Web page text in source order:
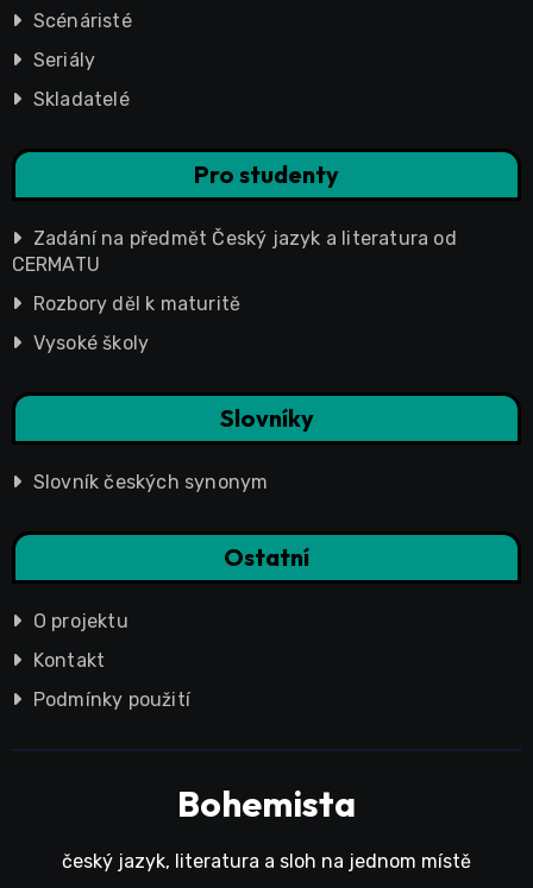
Scénáristé
Seriály
Skladatelé
Pro studenty
Zadání na předmět Český jazyk a literatura od
CERMATU
Rozbory děl k maturitě
Vysoké školy
Slovníky
Slovník českých synonym
Ostatní
O projektu
Kontakt
Podmínky použití
Bohemista
český jazyk, literatura a sloh na jednom místě